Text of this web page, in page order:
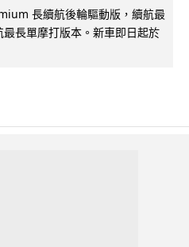
長續航後輪驅動版，續航最
長單摩打版本。新車即日起於